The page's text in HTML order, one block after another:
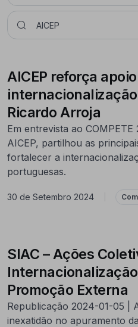
AICEP reforça
Ricardo Arroja
Em entrevista ao
AICEP, partilhou as
fortalecer a
portuguesas.
30 de Setembro 2024
SIAC – Ações
Promoção Externa
Republicação 2024-01-05 |
inexatidão no apuramento